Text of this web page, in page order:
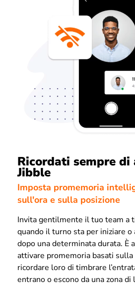
Ricordati sempre di
Jibble
Imposta promemoria
sull'ora e sulla posizione
Invita gentilmente il tuo team a
quando il turno sta per iniziare o
dopo una determinata durata. È
attivare promemoria basati
ricordare loro di timbrare
entrano o escono da una zona di